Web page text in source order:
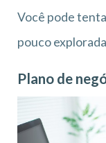
Você pode
pouco
Plano de